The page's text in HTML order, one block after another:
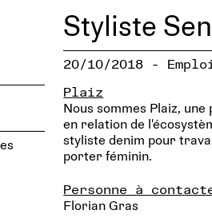
Styliste
20/10/2018 -
Plaiz
Nous sommes Plaiz,
en relation de
styliste denim pour
porter féminin.
Personne à
Florian Gras